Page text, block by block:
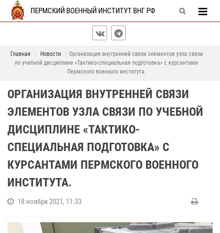
ПЕРМСКИЙ ВОЕННЫЙ ИНСТИТУТ ВНГ РФ
Главная Новости
Организация внутренней связи элементов узла связи
по учебной дисциплине «Тактико-специальная подготовка» с курсантами
Пермского военного института.
ОРГАНИЗАЦИЯ ВНУТРЕННЕЙ СВЯЗИ
ЭЛЕМЕНТОВ УЗЛА СВЯЗИ ПО УЧЕБНОЙ
ДИСЦИПЛИНЕ «ТАКТИКО-
СПЕЦИАЛЬНАЯ ПОДГОТОВКА» С
КУРСАНТАМИ ПЕРМСКОГО ВОЕННОГО
ИНСТИТУТА.
18 ноября 2021, 11:33